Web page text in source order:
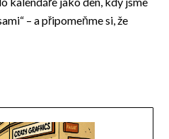
– a připomeňme si, že